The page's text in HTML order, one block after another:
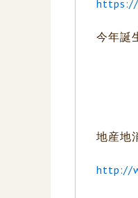
https://
今年誕
地産地
http://